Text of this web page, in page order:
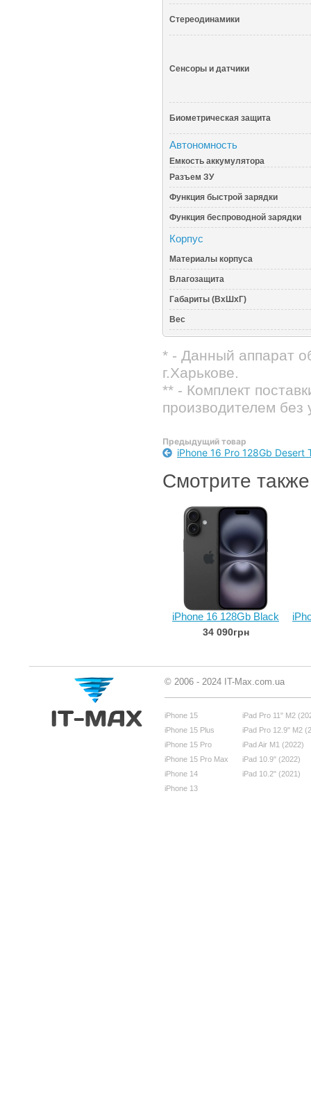
Стереодинамики
Сенсоры и датчики
Биометрическая защита
Автономность
Емкость аккумулятора
Разъем ЗУ
Функция быстрой зарядки
Функция беспроводной зарядки
Корпус
Материалы корпуса
Влагозащита
Габариты (ВхШхГ)
Вес
* - Данный аппарат
г.Харькове.
** - Комплект
производителем без
Предыдущий товар
iPhone 16 Pro 128Gb Desert
Смотрите также
iPhone 16 128Gb Black
34 090грн
© 2006 - 2024 IT-Max.com.ua
iPhone 15
iPhone 15 Plus
iPhone 15 Pro
iPhone 15 Pro Max
iPhone 14
iPhone 13
iPad Pro 11" M2
iPad Pro 12.9" M2
iPad Air M1 (2022)
iPad 10.9" (2022)
iPad 10.2" (2021)